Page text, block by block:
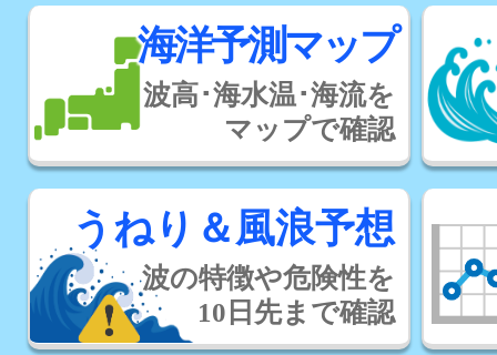
海洋予測マップ
波高･海水温･海流を
マップで確認
うねり＆風浪予想
波の特徴や危険性を
10日先まで確認